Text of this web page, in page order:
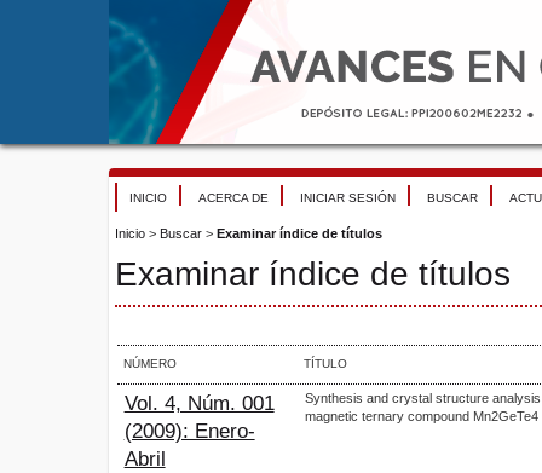
INICIO ACERCA DE INICIAR SESIÓN BUSCAR
Inicio > Buscar > Examinar índice de títulos
Examinar índice de títulos
NÚMERO TÍTULO
Vol. 4, Núm. 001
(2009): Enero-
Abril
Synthesis and crystal structure analysis
magnetic ternary compound Mn2GeTe4